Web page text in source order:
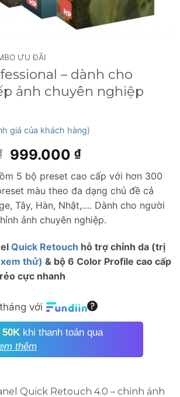
ƯU ĐÃI
– dành cho
ảnh chuyên nghiệp
giá của khách hàng)
Giá
gốc
là:
2.100.000 ₫.
999.000₫Giá
hiện
tại
là:
999.000 ₫.
5 bộ preset cao cấp với hơn 300
màu theo đa dạng chủ đề cả
Tây, Hàn, Nhật,…. Dành cho người
ảnh chuyên nghiệp.
Quick Retouch hỗ trợ chỉnh da (trị
thử) & bộ 6 Color Profile cao cấp
cực nhanh
với
50K khi thanh toán qua
thêm
Quick Retouch 4.0 – chỉnh ảnh